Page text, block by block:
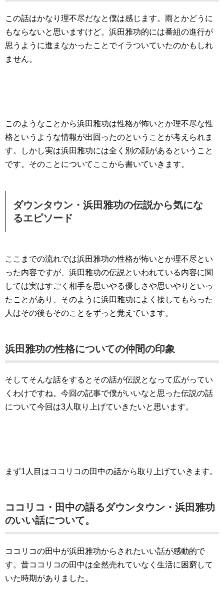
この話はかなり理不尽だなと僕は感じます。雨とかどうに
もならないと思いますけど。浜田雅功的には番組の進行が
思うように進まなかったことでイラついていたのかもしれ
ません。
このようなことから浜田雅功は性格が怖いとか理不尽な性
格というような情報が出回ったのということが考えられま
す。しかし実は浜田雅功には全く別の顔があるということ
です。そのことについてここから書いていきます。
ダウンタウン・浜田雅功の伝説から気にな
るエピソード
ここまでの流れでは浜田雅功の性格が怖いとか理不尽とい
った内容ですが、浜田雅功の伝説といわれている内容に関
しては実はすごく相手を思いやる優しさや思いやりといっ
たことがあり、そのように浜田雅功によく接してもらった
人はその後もそのことをずっと覚えています。
浜田雅功の性格についての仲間の印象
そしてそんな話をするとその話が伝説となって広がってい
くわけですね。今回の記事で僕がいいなと思った伝説の話
について今回は3人取り上げていきたいと思います。
まず1人目はココリコの田中の話から取り上げていきます。
ココリコ・田中の語るダウンタウン・浜田雅功
のいい話について。
ココリコの田中が浜田雅功からされたいい話が感動的で
す。昔ココリコの田中は全然売れていなく生活に困窮して
いた時期がありました。